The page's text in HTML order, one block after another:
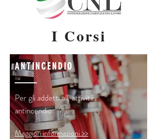
I Corsi
ANTINCENDIO
Per gli addetti all' attività
antincendio
Maggiori informazioni >>